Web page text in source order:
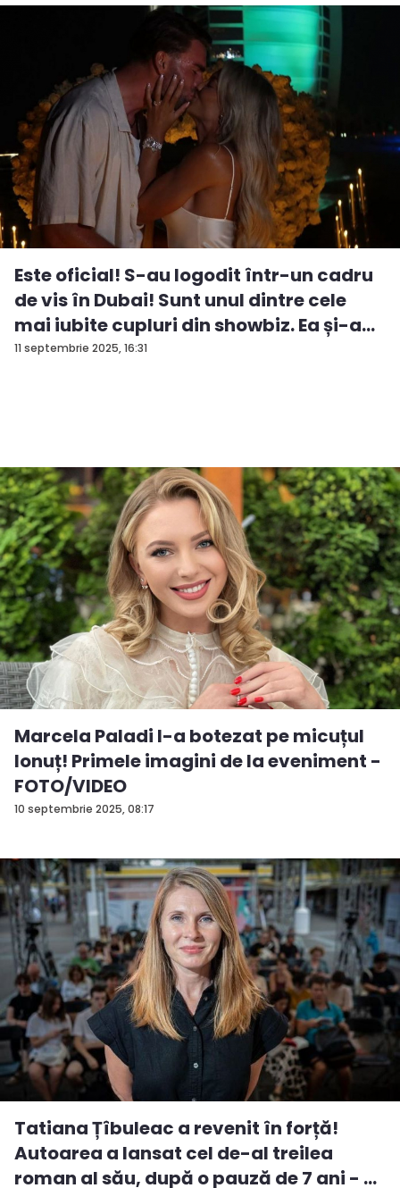
11 septembrie 2025, 16:31
Este oficial! S-au logodit într-un cadru
de vis în Dubai! Sunt unul dintre cele
mai iubite cupluri din showbiz. Ea și-a
e...
10 septembrie 2025, 08:17
Marcela Paladi l-a botezat pe micuțul
Ionuț! Primele imagini de la eveniment -
FOTO/VIDEO
Tatiana Țîbuleac a revenit în forță!
Autoarea a lansat cel de-al treilea
roman al său, după o pauză de 7 ani - ...